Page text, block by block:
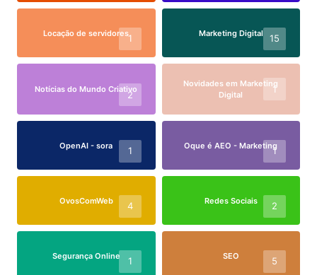
Locação de servidores1 Marketing Digital 15
Notícias do Mundo Criativo
2
Novidades em Marketing
Digital
1
OpenAI - sora 1 Oque é AEO - Marketing
1
OvosComWeb 4 Redes Sociais 2
Segurança Online 1 SEO 5